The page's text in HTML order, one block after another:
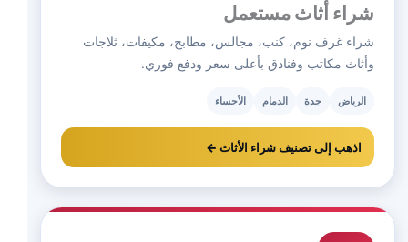
شراء أثاث مستعمل
شراء غرف نوم، كنب، مجالس، مطابخ، مكيفات، ثلاجات
وأثاث مكاتب وفنادق بأعلى سعر ودفع فوري.
الرياض جدة الدمام الأحساء
اذهب إلى تصنيف شراء الأثاث ←